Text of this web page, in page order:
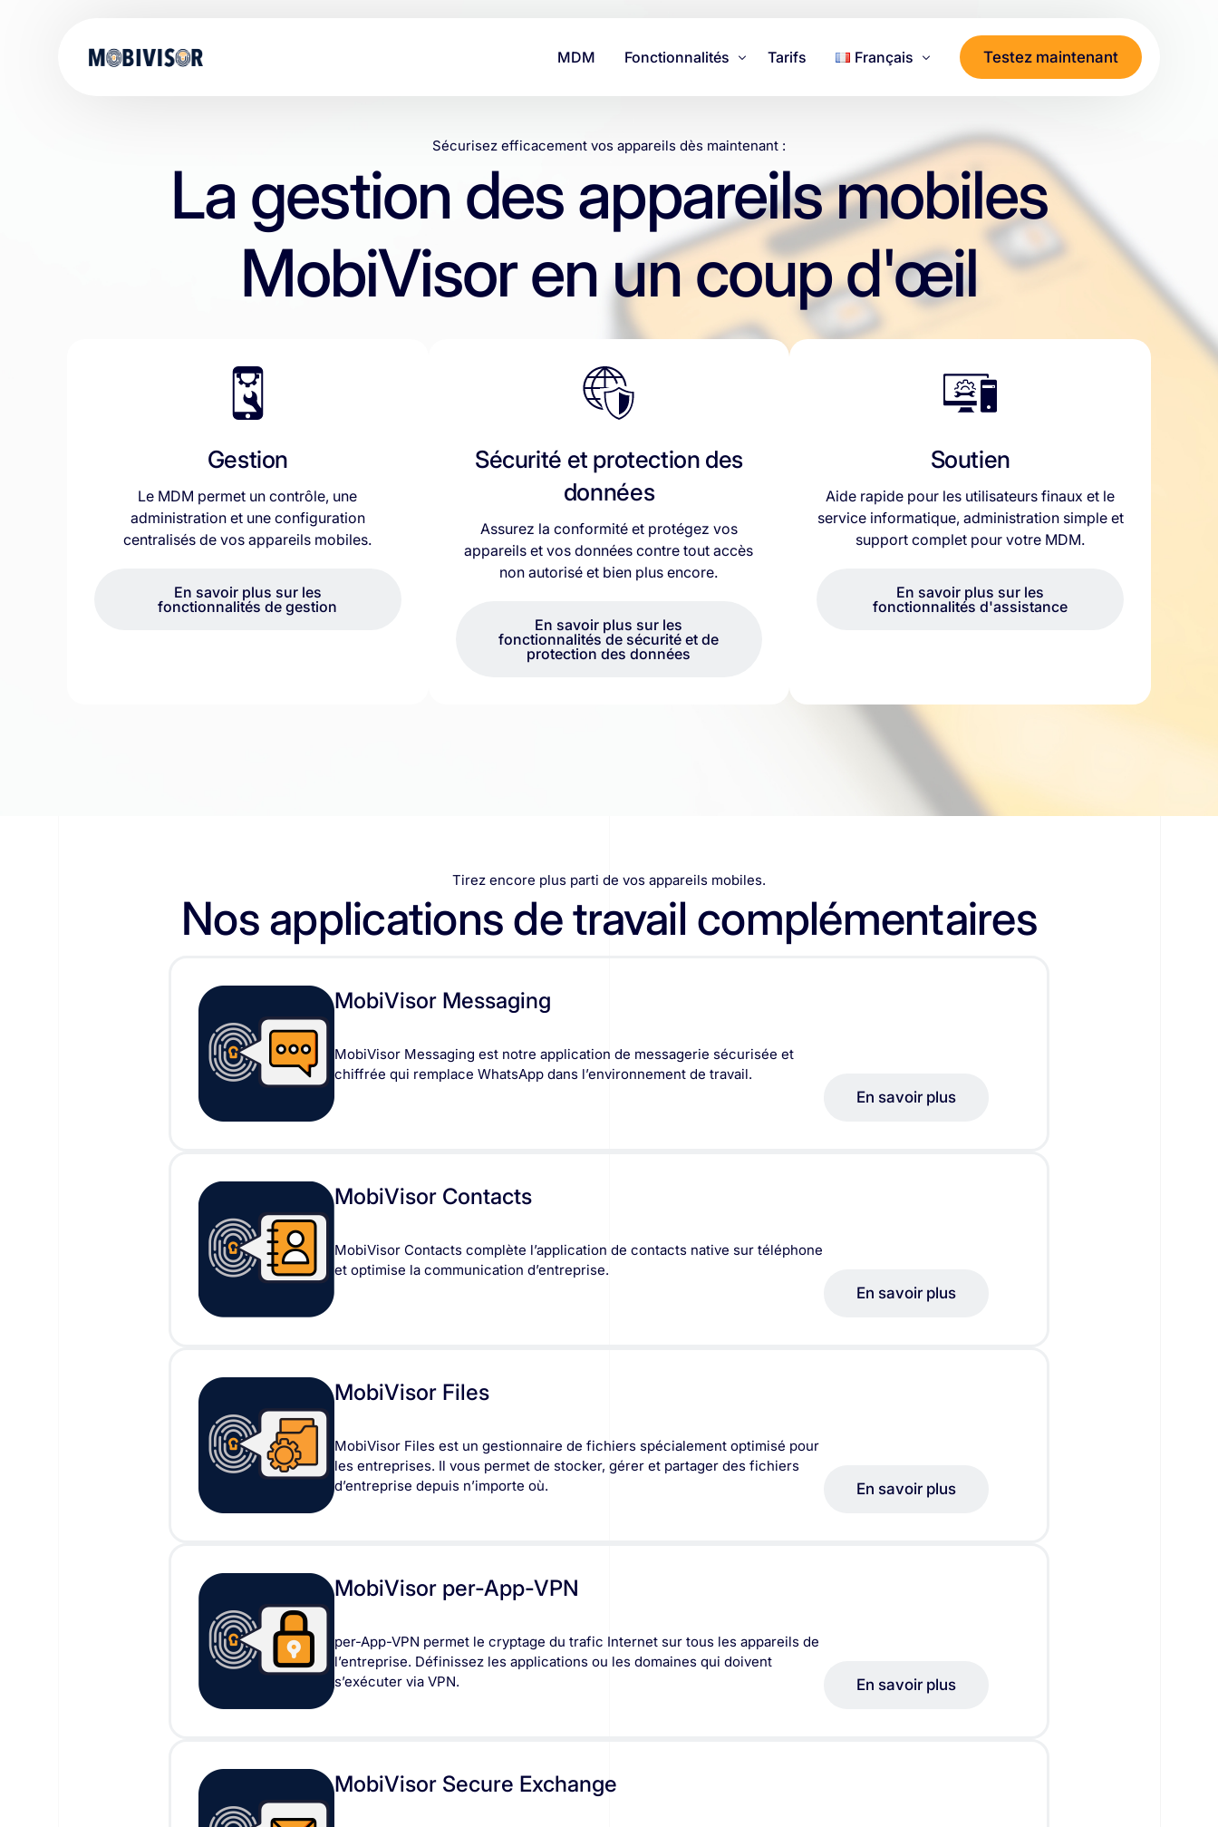
MDM Fonctionnalités
Sécurité et protection des données
Gestion
Tarifs Français
English
العربية
Français
Italiano
Türkçe
ไทย
Testez maintenant
Sécurisez efficacement vos appareils dès maintenant :
La gestion des appareils mobiles
MobiVisor en un coup d'œil
Gestion
Le MDM permet un contrôle, une
administration et une configuration
centralisés de vos appareils mobiles.
En savoir plus sur les
fonctionnalités de gestion
Sécurité et protection des
données
Assurez la conformité et protégez vos
appareils et vos données contre tout accès
non autorisé et bien plus encore.
En savoir plus sur les
fonctionnalités de sécurité et de
protection des données
Soutien
Aide rapide pour les utilisateurs finaux et le
service informatique, administration simple et
support complet pour votre MDM.
En savoir plus sur les
fonctionnalités d'assistance
Tirez encore plus parti de vos appareils mobiles.
Nos applications de travail complémentaires
MobiVisor Messaging
MobiVisor Messaging est notre application de messagerie sécurisée et
chiffrée qui remplace WhatsApp dans l’environnement de travail.
En savoir plus
MobiVisor Contacts
MobiVisor Contacts complète l’application de contacts native sur téléphone
et optimise la communication d’entreprise.
En savoir plus
MobiVisor Files
MobiVisor Files est un gestionnaire de fichiers spécialement optimisé pour
les entreprises. Il vous permet de stocker, gérer et partager des fichiers
d’entreprise depuis n’importe où.
En savoir plus
MobiVisor per-App-VPN
per-App-VPN permet le cryptage du trafic Internet sur tous les appareils de
l’entreprise. Définissez les applications ou les domaines qui doivent
s’exécuter via VPN.
En savoir plus
MobiVisor Secure Exchange